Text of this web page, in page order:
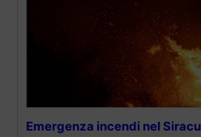
Emergenza incendi nel